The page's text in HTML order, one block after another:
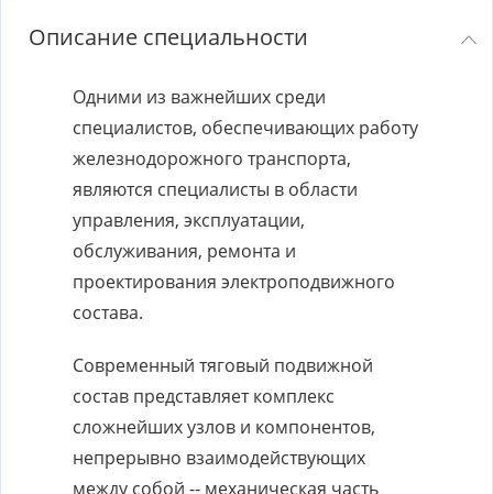
Описание специальности
Одними из важнейших среди
специалистов, обеспечивающих работу
железнодорожного транспорта,
являются специалисты в области
управления, эксплуатации,
обслуживания, ремонта и
проектирования электроподвижного
состава.
Современный тяговый подвижной
состав представляет комплекс
сложнейших узлов и компонентов,
непрерывно взаимодействующих
между собой -- механическая часть